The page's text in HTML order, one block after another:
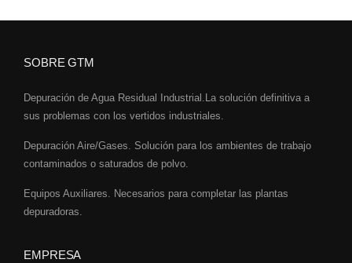
SOBRE GTM
Depuración de Agua Residual Industrial.La solución definitiva a
sus problemas con los vertidos industriales.
Depuración Aire/Gases. Solución para los ambientes de trabajo
contaminados o saturados de polvo.
Equipos Auxiliares. Necesarios para completar las plantas
depuradoras.
EMPRESA